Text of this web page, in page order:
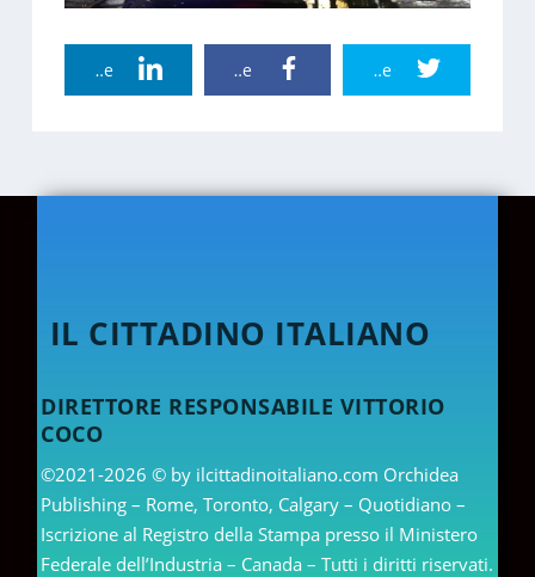
Twitter Share
Facebook Share
Linkedin Share
IL CITTADINO ITALIANO
DIRETTORE RESPONSABILE VITTORIO
COCO
©2021-2026 © by ilcittadinoitaliano.com Orchidea
Publishing – Rome, Toronto, Calgary – Quotidiano –
Iscrizione al Registro della Stampa presso il Ministero
Federale dell’Industria – Canada – Tutti i diritti riservati.